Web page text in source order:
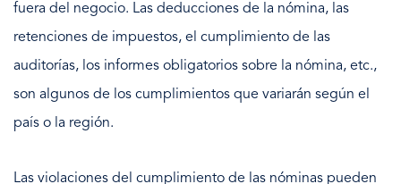
fuera del negocio. Las deducciones de la nómina, las
retenciones de impuestos, el cumplimiento de las
auditorías, los informes obligatorios sobre la nómina, etc.,
son algunos de los cumplimientos que variarán según el
país o la región.
Las violaciones del cumplimiento de las nóminas pueden